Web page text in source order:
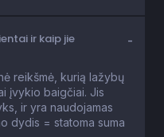
ir kaip jie
reikšmė, kurią lažybų
įvykio baigčiai. Jis
ir yra naudojamas
dydis = statoma suma